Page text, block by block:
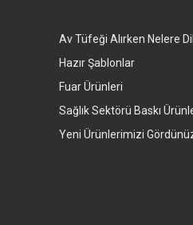
Av Tüfeği Alırken Nelere
Hazır Şablonlar
Fuar Ürünleri
Sağlık Sektörü Baskı
Yeni Ürünlerimizi